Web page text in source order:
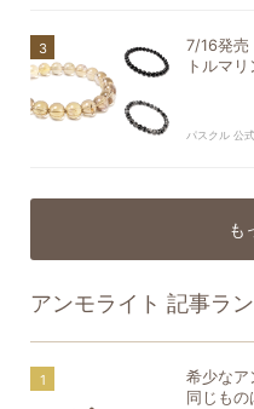
7/16発売
トルマ
パスクル 公式
も
アンモライト 記事ラ
希少なア
同じも